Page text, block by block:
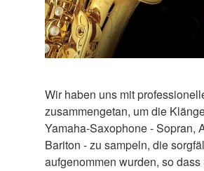
Wir haben uns mit
zusammengetan, um die
Yamaha-Saxophone - Sopran,
Bariton - zu sampeln, die
aufgenommen wurden, so